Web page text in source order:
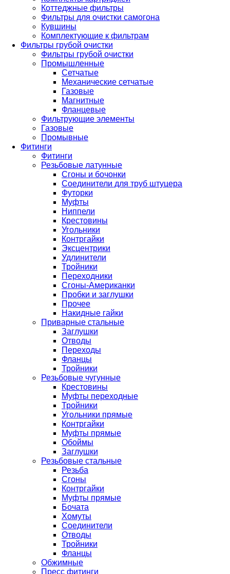
Коттеджные фильтры
Фильтры для очистки самогона
Кувшины
Комплектующие к фильтрам
Фильтры грубой очистки
Фильтры грубой очистки
Промышленные
Сетчатые
Механические сетчатые
Газовые
Магнитные
Фланцевые
Фильтрующие элементы
Газовые
Промывные
Фитинги
Фитинги
Резьбовые латунные
Сгоны и бочонки
Соединители для труб штуцера
Футорки
Муфты
Ниппели
Крестовины
Угольники
Контргайки
Эксцентрики
Удлинители
Тройники
Переходники
Сгоны-Американки
Пробки и заглушки
Прочее
Накидные гайки
Приварные стальные
Заглушки
Отводы
Переходы
Фланцы
Тройники
Резьбовые чугунные
Крестовины
Муфты переходные
Тройники
Угольники прямые
Контргайки
Муфты прямые
Обоймы
Заглушки
Резьбовые стальные
Резьба
Сгоны
Контргайки
Муфты прямые
Бочата
Хомуты
Соединители
Отводы
Тройники
Фланцы
Обжимные
Пресс фитинги